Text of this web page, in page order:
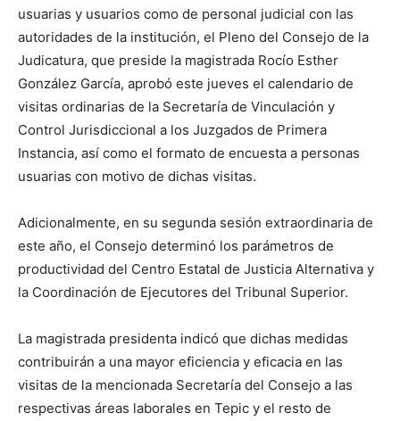
usuarias y usuarios como de personal judicial con las
autoridades de la institución, el Pleno del Consejo de la
Judicatura, que preside la magistrada Rocío Esther
González García, aprobó este jueves el calendario de
visitas ordinarias de la Secretaría de Vinculación y
Control Jurisdiccional a los Juzgados de Primera
Instancia, así como el formato de encuesta a personas
usuarias con motivo de dichas visitas.
Adicionalmente, en su segunda sesión extraordinaria de
este año, el Consejo determinó los parámetros de
productividad del Centro Estatal de Justicia Alternativa y
la Coordinación de Ejecutores del Tribunal Superior.
La magistrada presidenta indicó que dichas medidas
contribuirán a una mayor eficiencia y eficacia en las
visitas de la mencionada Secretaría del Consejo a las
respectivas áreas laborales en Tepic y el resto de